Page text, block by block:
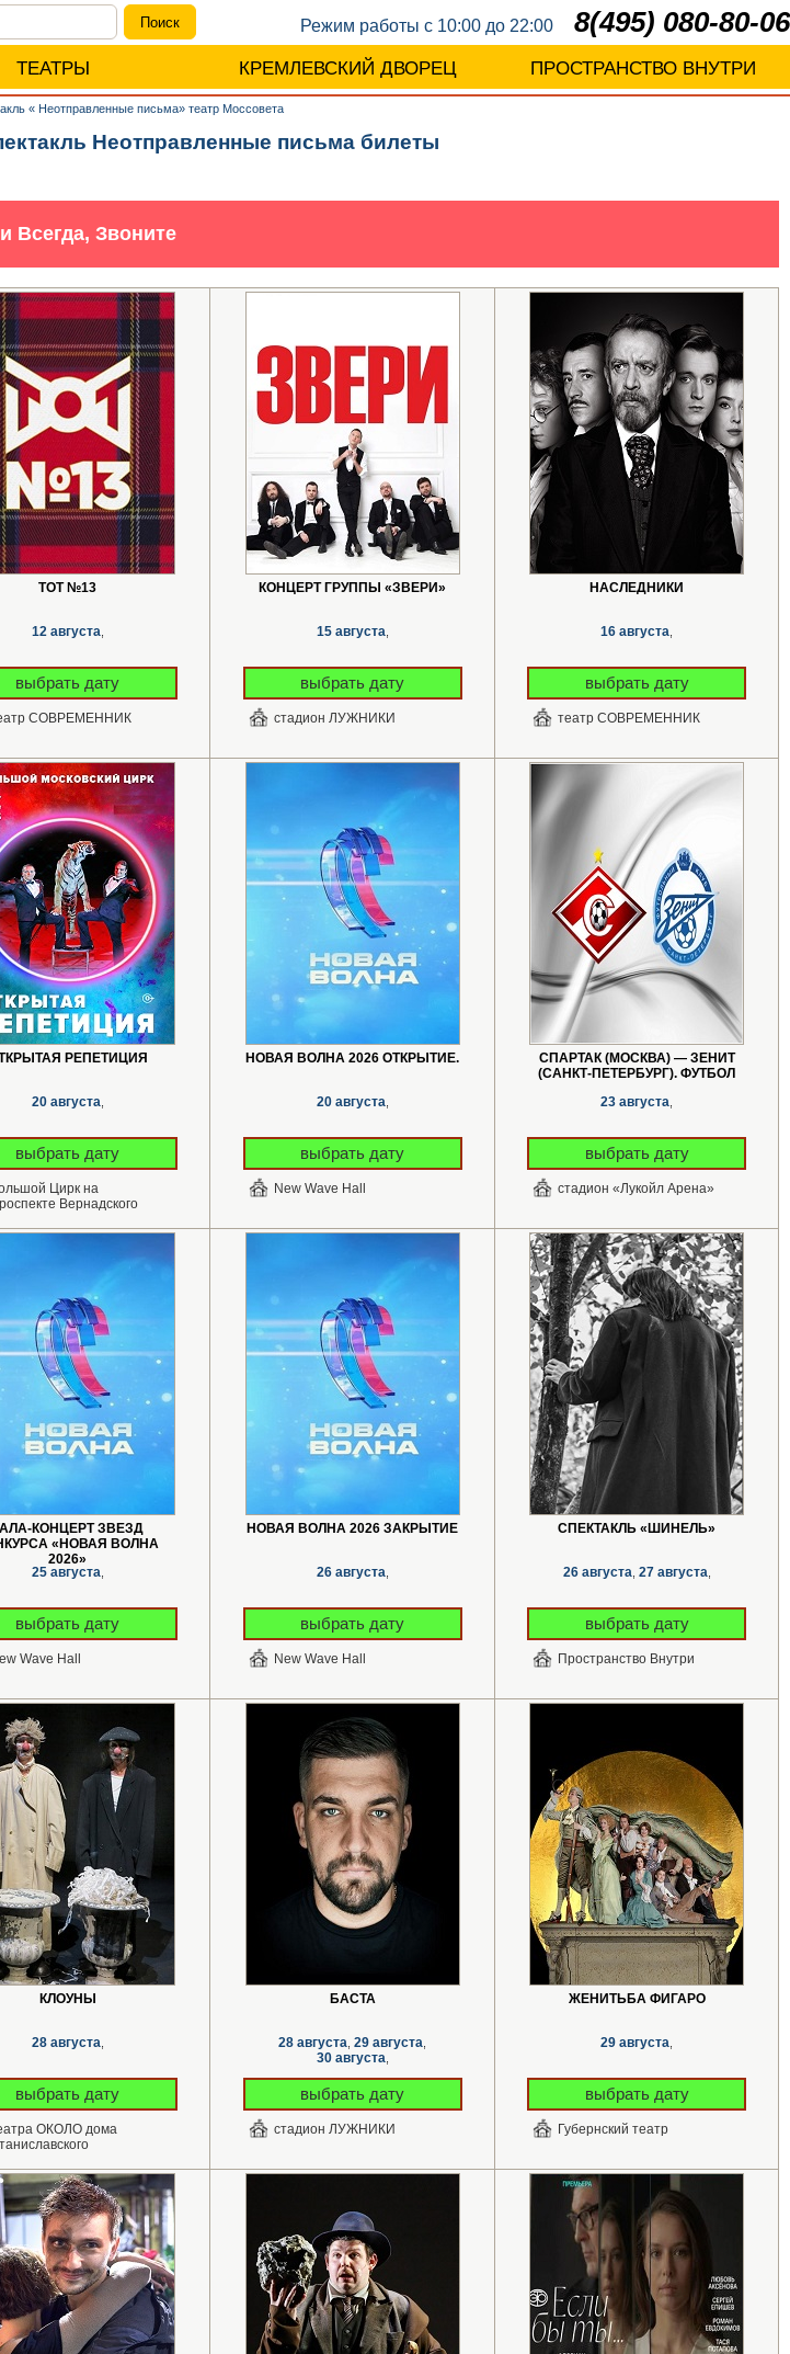
Режим работы с 10:00 до 22:00 8(495) 080-80-06
ТЕАТРЫ КРЕМЛЕВСКИЙ ДВОРЕЦ ПРОСТРАНСТВО ВНУТРИ
« Неотправленные письма» театр Моссовета
Неотправленные письма билеты
Всегда, Звоните
ТОТ №13
12 августа
выбрать дату
СОВРЕМЕННИК
КОНЦЕРТ ГРУППЫ «ЗВЕРИ»
15 августа
выбрать дату
стадион ЛУЖНИКИ
НАСЛЕДНИКИ
16 августа
выбрать дату
театр СОВРЕМЕННИК
РЕПЕТИЦИЯ
20 августа
выбрать дату
Цирк на
Вернадского
НОВАЯ ВОЛНА 2026 ОТКРЫТИЕ.
20 августа
выбрать дату
New Wave Hall
СПАРТАК (МОСКВА) — ЗЕНИТ
(САНКТ-ПЕТЕРБУРГ). ФУТБОЛ
23 августа
выбрать дату
стадион «Лукойл Арена»
КОНЦЕРТ ЗВЕЗД
«НОВАЯ ВОЛНА
2026»
25 августа
выбрать дату
Wave Hall
НОВАЯ ВОЛНА 2026 ЗАКРЫТИЕ
26 августа
выбрать дату
New Wave Hall
СПЕКТАКЛЬ «ШИНЕЛЬ»
26 августа 27 августа
выбрать дату
Пространство Внутри
КЛОУНЫ
28 августа
выбрать дату
ОКОЛО дома
БАСТА
28 августа 29 августа
30 августа
выбрать дату
стадион ЛУЖНИКИ
ЖЕНИТЬБА ФИГАРО
29 августа
выбрать дату
Губернский театр